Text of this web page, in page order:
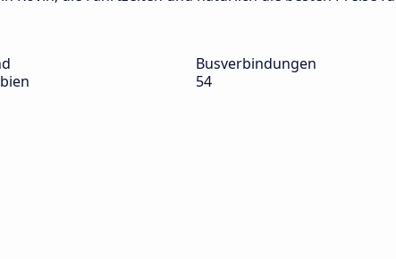
Busverbindungen
54